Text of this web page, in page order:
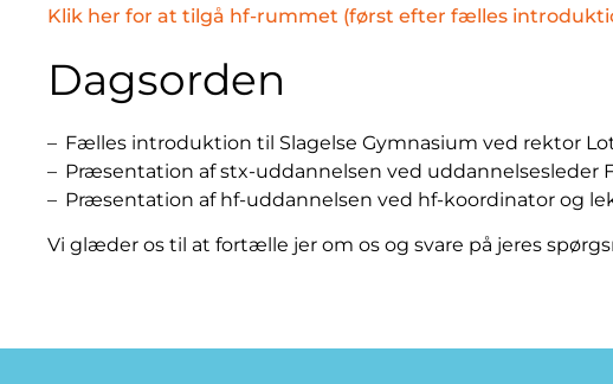
Klik her for at tilgå hf-rummet (først efter fælles
Dagsorden
Fælles introduktion til Slagelse Gymnasium ved rektor
Præsentation af stx-uddannelsen ved uddannelsesleder
Præsentation af hf-uddannelsen ved hf-koordinator og
Vi glæder os til at fortælle jer om os og svare på jeres